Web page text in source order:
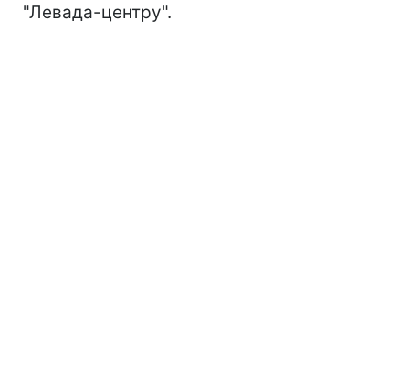
"Левада-центру".